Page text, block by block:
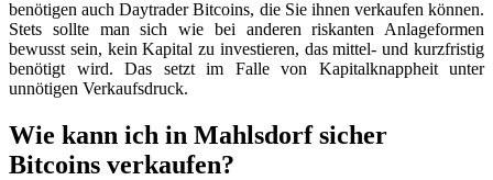
benötigen auch Daytrader Bitcoins, die Sie ihnen verkaufen können.
Stets sollte man sich wie bei anderen riskanten Anlageformen
bewusst sein, kein Kapital zu investieren, das mittel- und kurzfristig
benötigt wird. Das setzt im Falle von Kapitalknappheit unter
unnötigen Verkaufsdruck.
Wie kann ich in Mahlsdorf sicher
Bitcoins verkaufen?